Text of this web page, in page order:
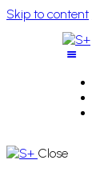
Skip to content
Close